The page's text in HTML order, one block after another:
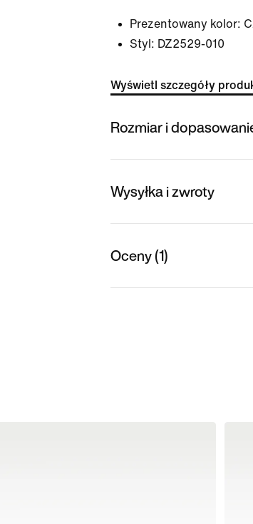
Prezentowany kolor:
Styl: DZ2529-010
Wyświetl szczegóły
Rozmiar i
Wysyłka i zwroty
Oceny (1)